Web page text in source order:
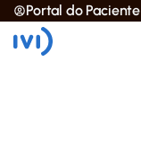
Portal do Paciente